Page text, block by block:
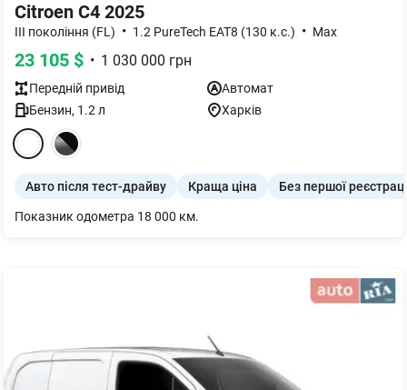
Citroen C4 2025
III покоління (FL) • 1.2 PureTech EAT8 (130 к.с.) • Max
23 105 $ • 1 030 000 грн
Передній привід
Автомат
Бензин, 1.2 л Харків
Авто після тест-драйву Краща ціна Без першої
Показник одометра 18 000 км.